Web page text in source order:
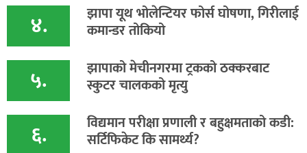
४. झापा यूथ भोलेन्टियर फोर्स घोषणा, गिरीलाई
कमान्डर तोकियो
५. ​झापाको मेचीनगरमा ट्रकको ठक्करबाट
स्कुटर चालकको मृत्यु
६. विद्यमान परीक्षा प्रणाली र बहुक्षमताको कडी:
सर्टिफिकेट कि सामर्थ्य?